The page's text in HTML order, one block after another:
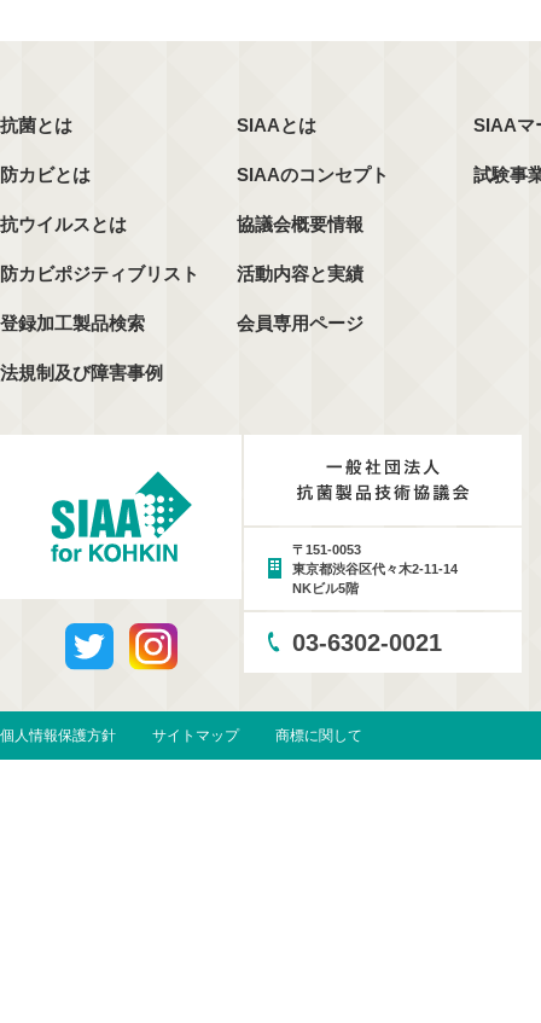
抗菌とは
防カビとは
抗ウイルスとは
防カビポジティブリスト
登録加工製品検索
法規制及び障害事例
SIAAとは
SIAAのコンセプト
協議会概要情報
活動内容と実績
会員専用ページ
SIAAマ
試験事
〒151-0053
東京都渋谷区代々木2-11-14
NKビル5階
03-6302-0021
個人情報保護方針 サイトマップ 商標に関して